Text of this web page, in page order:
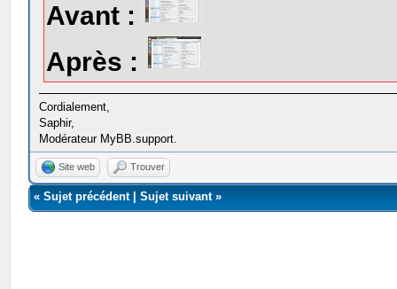
Avant :
Après :
Cordialement,
Saphir,
Modérateur MyBB.support.
Site web Trouver
«Sujet précédent|Sujet suivant»